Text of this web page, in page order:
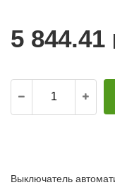
5 844.41
Выключатель